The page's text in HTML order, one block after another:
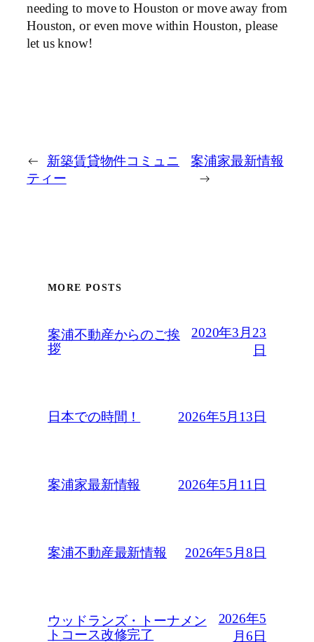
needing to move to Houston or move away from
Houston, or even move within Houston, please
let us know!
← 新築賃貸物件コミュニ
ティー
案浦家最新情報
→
MORE POSTS
案浦不動産からのご挨
拶
2020年3月23
日
日本での時間！ 2026年5月13日
案浦家最新情報 2026年5月11日
案浦不動産最新情報 2026年5月8日
ウッドランズ・トーナメン
トコース改修完了
2026年5
月6日